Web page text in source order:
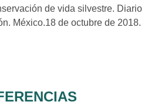
de vida silvestre. Diario
México.18 de octubre de 2018.